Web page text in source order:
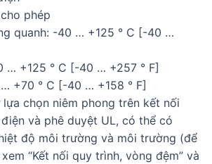
phép
quanh: -40 … +125 ° C [-40 …
… +125 ° C [-40 … +257 ° F]
+70 ° C [-40 … +158 ° F]
chọn niêm phong trên kết nối
và phê duyệt UL, có thể có
độ môi trường và môi trường (để
“Kết nối quy trình, vòng đệm” và